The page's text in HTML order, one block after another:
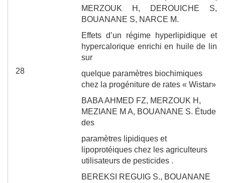
28
MERZOUK H, DEROUICHE S,
BOUANANE S, NARCE M.
Effets d’un régime hyperlipidique et
hypercalorique enrichi en huile de lin
sur
quelque paramètres biochimiques
chez la progéniture de rates « Wistar»
BABA AHMED FZ, MERZOUK H,
MEZIANE M A, BOUANANE S. Étude
des
paramètres lipidiques et
lipoprotéiques chez les agriculteurs
utilisateurs de pesticides .
BEREKSI REGUIG S., BOUANANE